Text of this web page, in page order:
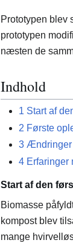
Prototypen blev
prototypen
næsten de
Indhold
1 Start af
2 Første
3 Ændringer
4 Erfaringer
Start af den
Biomasse
kompost blev
mange